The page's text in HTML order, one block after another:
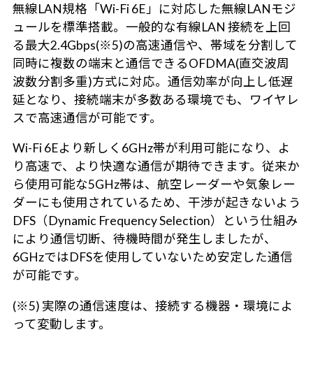
無線LAN規格「Wi-Fi 6E」に対応した無線LANモジ
ュールを標準搭載。一般的な有線LAN 接続を上回
る最大2.4Gbps(※5)の高速通信や、帯域を分割して
同時に複数の端末と通信できるOFDMA(直交波周
波数分割多重)方式に対応。通信効率が向上し低遅
延となり、接続端末が多数ある環境でも、ワイヤレ
スで高速通信が可能です。
Wi-Fi 6Eより新しく6GHz帯が利用可能になり、よ
り高速で、より快適な通信が期待できます。従来か
ら使用可能な5GHz帯は、航空レーダーや気象レー
ダーにも使用されているため、干渉が起きないよう
DFS（Dynamic Frequency Selection）という仕組み
により通信切断、待機時間が発生しましたが、
6GHzではDFSを使用していないため安定した通信
が可能です。
(※5) 実際の通信速度は、接続する機器・環境によ
って変動します。